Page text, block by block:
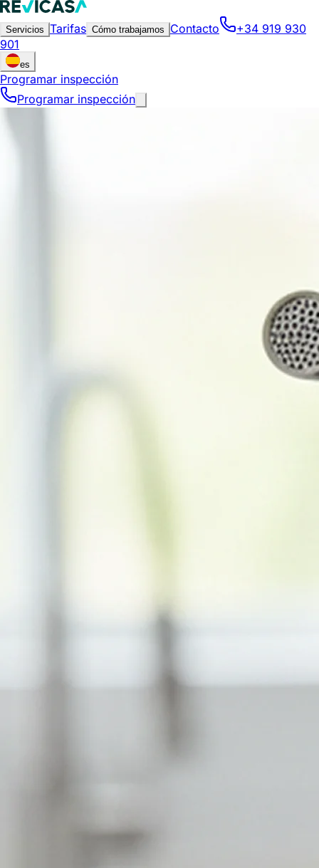
Servicios Tarifas Cómo trabajamos Contacto
+34 919 930
901
es
Programar inspección
Programar inspección